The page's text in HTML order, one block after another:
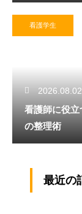
看護学生
2026.08.02
看護師に役
の整理術
最近の